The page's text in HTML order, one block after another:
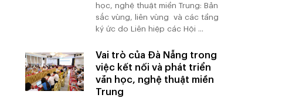
học, nghệ thuật miền Trung: Bản
sắc vùng, liên vùng và các tầng
ký ức do Liên hiệp các Hội ...
Vai trò của Đà Nẵng trong
việc kết nối và phát triển
văn học, nghệ thuật miền
Trung